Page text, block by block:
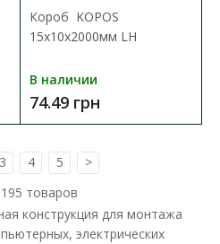
Короб KOPOS
15х10х2000мм LH
В наличии
74.49 грн
3 4 5
>
195 товаров
конструкция для монтажа
электрических